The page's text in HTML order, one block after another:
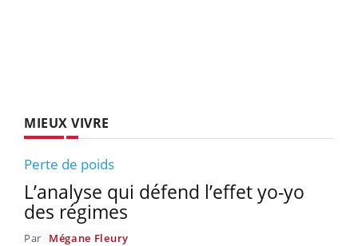
MIEUX VIVRE
Perte de poids
L’analyse qui défend l’effet yo-yo
des régimes
Par Mégane Fleury